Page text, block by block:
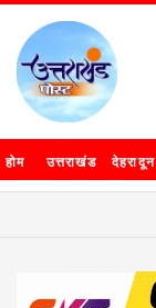
होम उत्तराखंड देहरादून